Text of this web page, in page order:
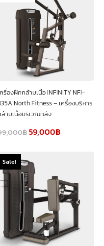
รื่องฝึกกล้ามเนื้อ INFINITY NFI-
North Fitness – เครื่องบริหาร
ามเนื้อบริเวณหลัง
฿59,000฿
Sale!